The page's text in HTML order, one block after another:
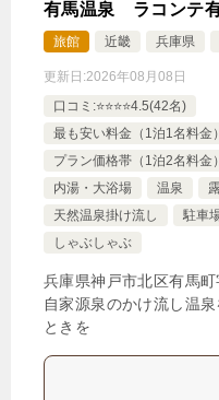
有馬温泉 ラコンテ
旅館 近畿 兵庫県
更新日:2026年08月08日
口コミ:⭐️⭐️⭐️⭐️4.5(42名)
最も安い料金（1泊1名料金
プラン価格帯（1泊2名料金
内湯・大浴場
温泉
天然温泉掛け流し
駐車
しゃぶしゃぶ
兵庫県神戸市北区有馬町
自家源泉のかけ流し温
ときを